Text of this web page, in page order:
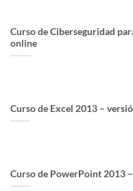
Curso de Ciberseguridad
online
Curso de Excel 2013 –
Curso de PowerPoint 2013